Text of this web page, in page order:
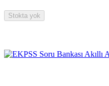
Stokta yok